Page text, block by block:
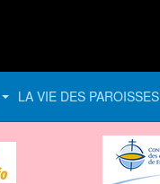
LA VIE DES PAROISSES